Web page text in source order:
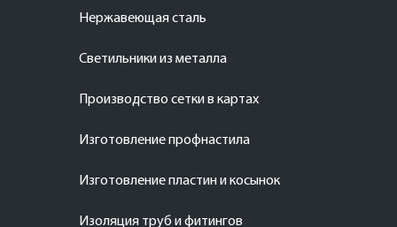
Нержавеющая сталь
Светильники из металла
Производство сетки в картах
Изготовление профнастила
Изготовление пластин и косынок
Изоляция труб и фитингов